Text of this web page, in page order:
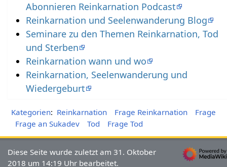
Abonnieren Reinkarnation Podcast
Reinkarnation und Seelenwanderung Blog
Seminare zu den Themen Reinkarnation, Tod
und Sterben
Reinkarnation wann und wo
Reinkarnation, Seelenwanderung und
Wiedergeburt
Kategorien: Reinkarnation Frage Reinkarnation
Frage
Frage an Sukadev
Tod Frage Tod
Diese Seite wurde zuletzt am 31. Oktober
2018 um 14:19 Uhr bearbeitet.